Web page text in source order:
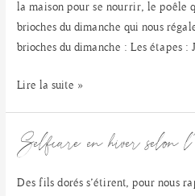
la maison pour se nourrir, le poêle
brioches du dimanche qui nous
brioches du dimanche : Les étapes :
Brioches
dimanche
Lire la suite »
Selfcare en hiver selon
Des fils dorés s’étirent, pour nous